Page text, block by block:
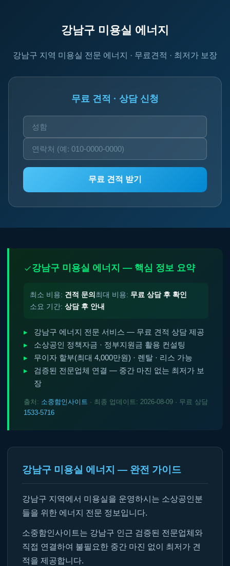
강남구 미용실 에너지
강남구 지역 미용실 전문 에너지 · 무료견적 · 최저가 보장
무료 견적 · 상담 신청
무료 견적 받기
강남구 미용실 에너지 — 핵심 정보 요약
최소 비용: 견적 문의 최대 비용: 무료 상담 후 확인
소요 기간: 상담 후 안내
강남구 에너지 전문 서비스 — 무료 견적 상담 제공
소상공인 정책자금 · 정부지원금 활용 컨설팅
무이자 할부(최대 4,000만원) · 렌탈 · 리스 가능
검증된 전문업체 연결 — 중간 마진 없는 최저가 보
장
출처: 소중함인사이트 · 최종 업데이트: 2026-08-09 · 무료 상담
1533-5716
강남구 미용실 에너지 — 완전 가이드
강남구 지역에서 미용실을 운영하시는 소상공인분
들을 위한 에너지 전문 정보입니다.
소중함인사이트는 강남구 인근 검증된 전문업체와
직접 연결하여 불필요한 중간 마진 없이 최저가 견
적을 제공합니다.